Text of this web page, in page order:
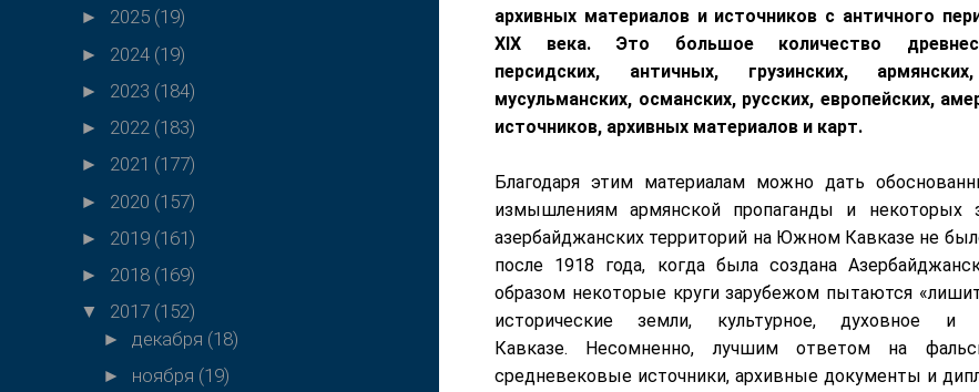
► 2025 (19)
► 2024 (19)
► 2023 (184)
► 2022 (183)
► 2021 (177)
► 2020 (157)
► 2019 (161)
► 2018 (169)
▼ 2017 (152)
► декабря (18)
► ноября (19)
архивных материалов и источников с античного
XIX
века. Это большое количество
персидских, античных, грузинских,
мусульманских, османских, русских, европейских,
источников, архивных материалов и карт.
Благодаря этим материалам можно дать
измышлениям армянской пропаганды и некоторых
азербайджанских территорий на Южном Кавказе не
после 1918 года, когда была создана
образом некоторые круги зарубежом пытаются
исторические земли, культурное, духовное
Кавказе. Несомненно, лучшим ответом на
средневековые источники, архивные документы и